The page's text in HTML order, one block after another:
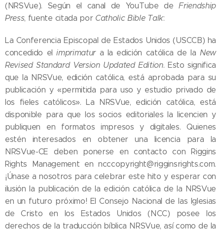
(NRSVue). Según el canal de YouTube deFriendship
Press, fuente citada por Catholic Bible Talk:
La Conferencia Episcopal de Estados Unidos (USCCB) ha
concedido elimprimatura la edición católica de la New
Revised Standard Version Updated Edition. Esto significa
que la NRSVue, edición católica, está aprobada para su
publicación y «permitida para uso y estudio privado de
los fieles católicos». La NRSVue, edición católica, está
disponible para que los socios editoriales la licencien y
publiquen en formatos impresos y digitales. Quienes
estén interesados en obtener una licencia para la
NRSVue-CE deben ponerse en contacto con Riggins
Rights Management en ncccopyright@rigginsrights.com.
¡Únase a nosotros para celebrar este hito y esperar con
ilusión la publicación de la edición católica de la NRSVue
en un futuro próximo! El Consejo Nacional de las Iglesias
de Cristo en los Estados Unidos (NCC) posee los
derechos de la traducción bíblica NRSVue, así como de la